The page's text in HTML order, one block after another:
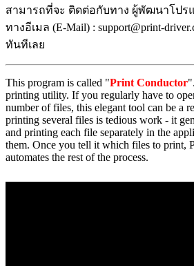
สามารถที่จะ ติดต่อกับทาง ผู้พัฒนาโปร
ทางอีเมล (E-Mail) : support@print-
ทันทีเลย
This program is called "Print Conductor
printing utility. If you regularly have to
number of files, this elegant tool can be a
printing several files is tedious work - it
and printing each file separately in the
them. Once you tell it which files to print,
automates the rest of the process.